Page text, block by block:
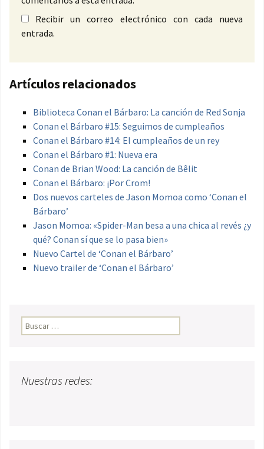
Recibir un correo electrónico con cada nueva
entrada.
Artículos relacionados
Biblioteca Conan el Bárbaro: La canción de Red Sonja
Conan el Bárbaro #15: Seguimos de cumpleaños
Conan el Bárbaro #14: El cumpleaños de un rey
Conan el Bárbaro #1: Nueva era
Conan de Brian Wood: La canción de Bêlit
Conan el Bárbaro: ¡Por Crom!
Dos nuevos carteles de Jason Momoa como ‘Conan el
Bárbaro’
Jason Momoa: «Spider-Man besa a una chica al revés ¿y
qué? Conan sí que se lo pasa bien»
Nuevo Cartel de ‘Conan el Bárbaro’
Nuevo trailer de ‘Conan el Bárbaro’
Buscar:
Nuestras redes: